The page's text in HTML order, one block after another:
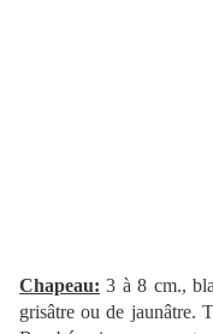
Chapeau: 3 à 8 cm.,
grisâtre ou de jaunâtre.